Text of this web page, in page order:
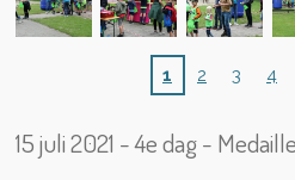
1 2 3 4
15 juli 2021 - 4e dag -